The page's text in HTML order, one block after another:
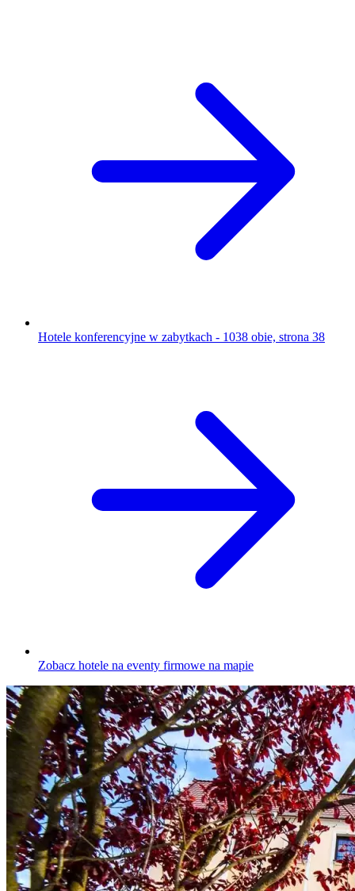
Hotele konferencyjne w zabytkach - 1038 obie, strona 38
Zobacz hotele na eventy firmowe na mapie